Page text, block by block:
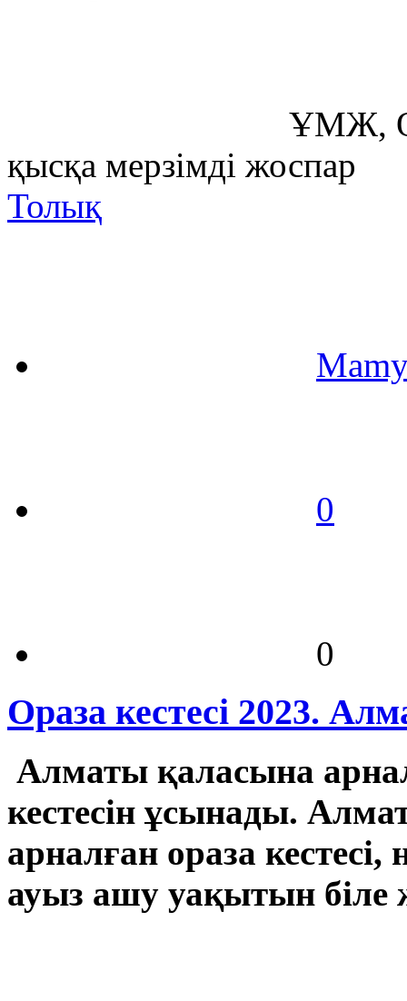
ҰМЖ,
қысқа мерзімді жоспар
Толық
0
0
Ораза кестесі 2023.
Алматы қаласына
кестесін ұсынады.
арналған ораза кестесі,
ауыз ашу уақытын біле